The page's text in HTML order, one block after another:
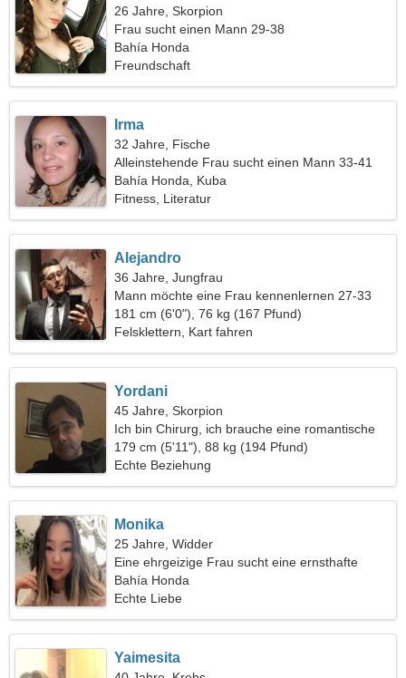
26 Jahre, Skorpion
Frau sucht einen Mann 29-38
Bahía Honda
Freundschaft
Irma
32 Jahre, Fische
Alleinstehende Frau sucht einen Mann 33-41
Bahía Honda, Kuba
Fitness, Literatur
Alejandro
36 Jahre, Jungfrau
Mann möchte eine Frau kennenlernen 27-33
181 cm (6'0"), 76 kg (167 Pfund)
Felsklettern, Kart fahren
Yordani
45 Jahre, Skorpion
Ich bin Chirurg, ich brauche eine romantische
Frau
179 cm (5'11"), 88 kg (194 Pfund)
Echte Beziehung
Monika
25 Jahre, Widder
Eine ehrgeizige Frau sucht eine ernsthafte
Beziehung
Bahía Honda
Echte Liebe
Yaimesita